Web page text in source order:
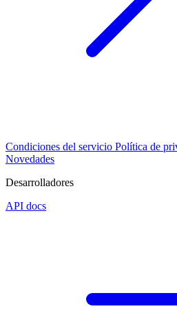
Condiciones del servicio Política de
Novedades
Desarrolladores
API docs